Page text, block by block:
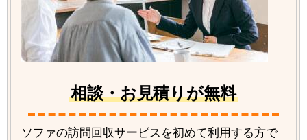
相談・お見積りが無料
ソファの訪問回収サービスを初めて利用する方で